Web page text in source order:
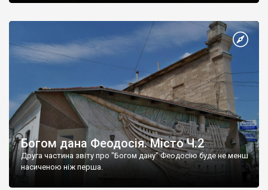
Богом дана Феодосія. Місто Ч.2
Друга частина звіту про "Богом дану" Феодосію буде не менш
насиченою ніж перша.